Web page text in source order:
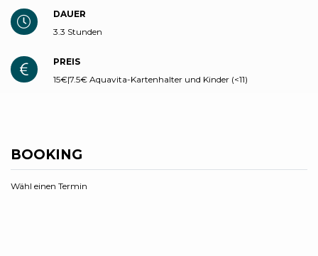
DAUER
3.3 Stunden
PREIS
15€|7.5€ Aquavita-Kartenhalter und Kinder (<11)
BOOKING
Wähl einen Termin